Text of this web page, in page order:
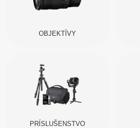
OBJEKTÍVY
PRÍSLUŠENSTVO